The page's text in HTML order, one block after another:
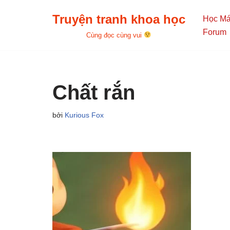
Truyện tranh khoa học
Cùng đọc cùng vui
Học
Forum
Chất rắn
bởi Kurious Fox